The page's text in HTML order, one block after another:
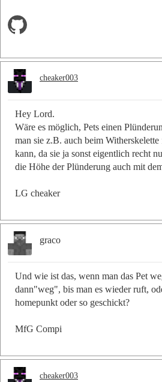
Hey Lord.
Wäre es möglich, Pets einen
man sie z.B. auch beim Witherskelette
kann, da sie ja sonst eigentlich recht
die Höhe der Plünderung auch mit
LG cheaker
cheaker003
Und wie ist das, wenn man das Pet
dann"weg", bis man es wieder ruft,
homepunkt oder so geschickt?
MfG Compi
graco
cheaker003